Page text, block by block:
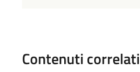
Contenuti correlati